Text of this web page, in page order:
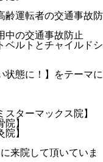
齢運転者の交通事故防
中の交通事故防止
ベルトとチャイルドシ
状態に！】をテーマに
ターマックス院】
】
】
来院して頂いていま